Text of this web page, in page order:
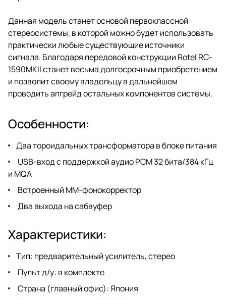
Данная модель станет основой первоклассной
стереосистемы, в которой можно будет использовать
практически любые существующие источники
сигнала. Благодаря передовой конструкции Rotel RC-
1590MKII станет весьма долгосрочным приобретением
и позволит своему владельцу в дальнейшем
проводить апгрейд остальных компонентов системы.
Особенности:
Два тороидальных трансформатора в блоке питания
USB-вход с поддержкой аудио PCM 32 бита/384 кГц
и MQA
Встроенный MM-фонокорректор
Два выхода на сабвуфер
Характеристики:
Тип: предварительный усилитель, стерео
Пульт д/у: в комплекте
Страна (главный офис): Япония